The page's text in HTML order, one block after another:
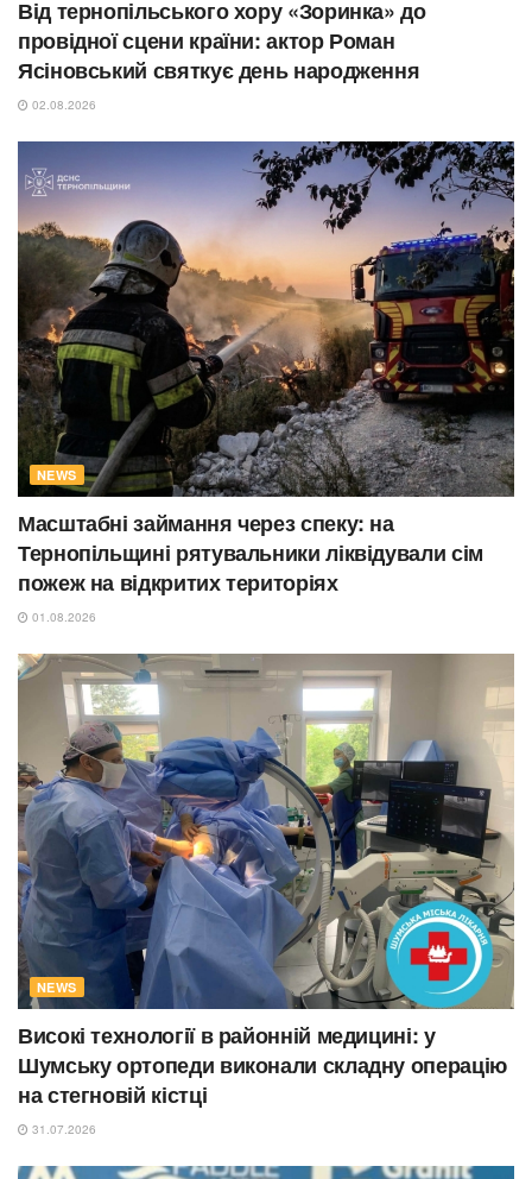
Від тернопільського хору «Зоринка» до
провідної сцени країни: актор Роман
Ясіновський святкує день народження
02.08.2026
NEWS
Масштабні займання через спеку: на
Тернопільщині рятувальники ліквідували сім
пожеж на відкритих територіях
01.08.2026
NEWS
Високі технології в районній медицині: у
Шумську ортопеди виконали складну операцію
на стегновій кістці
31.07.2026